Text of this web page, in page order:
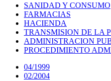
SANIDAD Y CONSUMO
FARMACIAS
HACIENDA
TRANSMISION DE LA
ADMINISTRACION
PROCEDIMIENTO
04/1999
02/2004